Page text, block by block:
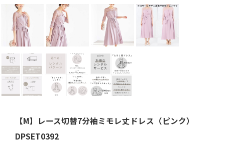
【M】レース切替7分袖ミモレ丈ドレス（ピンク）
DPSET0392